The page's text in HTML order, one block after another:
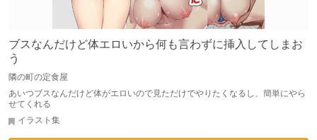
ブスなんだけど体エロいから何も言わずに挿入してしまお
う
隣の町の定食屋
あいつブスなんだけど体がエロいので見ただけでやりたくなるし、簡単にやら
せてくれる
イラスト集